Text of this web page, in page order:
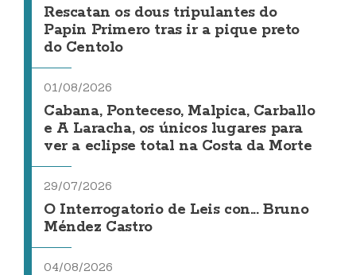
Rescatan os dous tripulantes do
Papin Primero tras ir a pique preto
do Centolo
01/08/2026
Cabana, Ponteceso, Malpica, Carballo
e A Laracha, os únicos lugares para
ver a eclipse total na Costa da Morte
29/07/2026
O Interrogatorio de Leis con... Bruno
Méndez Castro
04/08/2026